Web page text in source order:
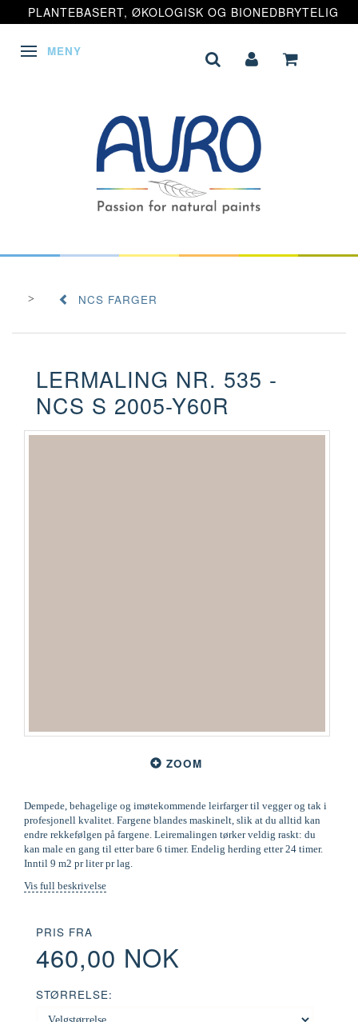
PLANTEBASERT, ØKOLOGISK OG BIONEDBRYTELIG
VEKSLE NAVIGASJON
MENY
NCS FARGER
LERMALING NR. 535 -
NCS S 2005-Y60R
ZOOM
Dempede, behagelige og imøtekommende leirfarger til vegger og tak i
profesjonell kvalitet. Fargene blandes maskinelt, slik at du alltid kan
endre rekkefølgen på fargene. Leiremalingen tørker veldig raskt: du
kan male en gang til etter bare 6 timer. Endelig herding etter 24 timer.
Inntil 9 m2 pr liter pr lag.
Vis full beskrivelse
PRIS FRA
460,00 NOK
STØRRELSE: